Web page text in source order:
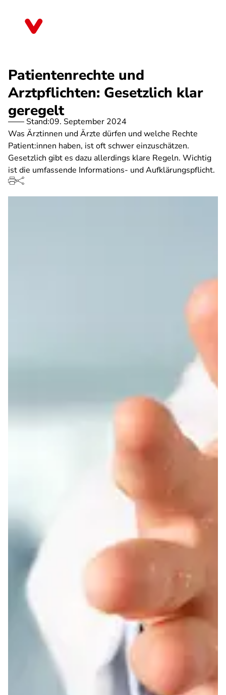
Patientenrechte und
Arztpflichten: Gesetzlich klar
geregelt
Stand:09. September 2024
Was Ärztinnen und Ärzte dürfen und welche Rechte
Patient:innen haben, ist oft schwer einzuschätzen.
Gesetzlich gibt es dazu allerdings klare Regeln. Wichtig
ist die umfassende Informations- und Aufklärungspflicht.